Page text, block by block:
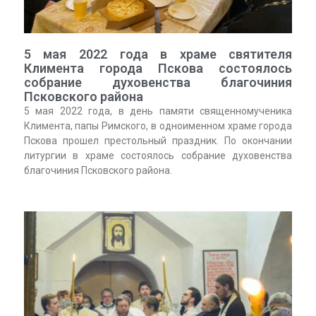
5 мая 2022 года в храме святителя
Климента города Пскова состоялось
собрание духовенства благочиния
Псковского района
5 мая 2022 года, в день памяти священномученика
Климента, папы Римского, в одноименном храме города
Пскова прошел престольный праздник. По окончании
литургии в храме состоялось собрание духовенства
благочиния Псковского района.